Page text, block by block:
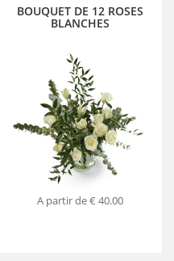
BOUQUET DE 12 ROSES
BLANCHES
A partir de€ 40.00